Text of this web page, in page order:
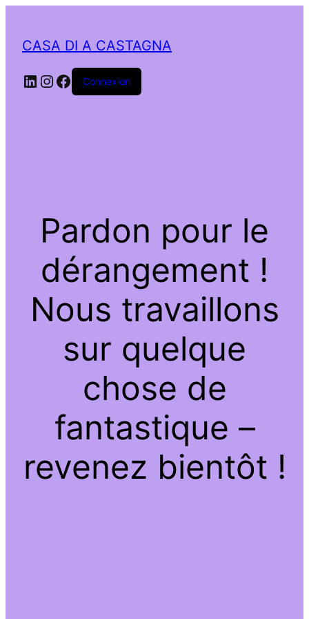
CASA DI A CASTAGNA
LinkedIn
Instagram
Facebook
Connexion
Pardon pour le
dérangement !
Nous travaillons
sur quelque
chose de
fantastique –
revenez bientôt !